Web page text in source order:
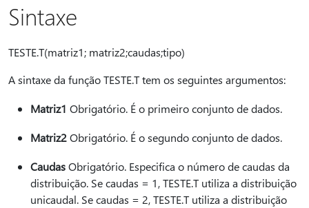
Sintaxe
TESTE.T(matriz1; matriz2;caudas;tipo)
A sintaxe da função TESTE.T tem os seguintes argumentos:
Matriz1 Obrigatório. É o primeiro conjunto de dados.
Matriz2Obrigatório. É o segundo conjunto de dados.
CaudasObrigatório. Especifica o número de caudas da
distribuição. Se caudas = 1, TESTE.T utiliza a distribuição
unicaudal. Se caudas = 2, TESTE.T utiliza a distribuição